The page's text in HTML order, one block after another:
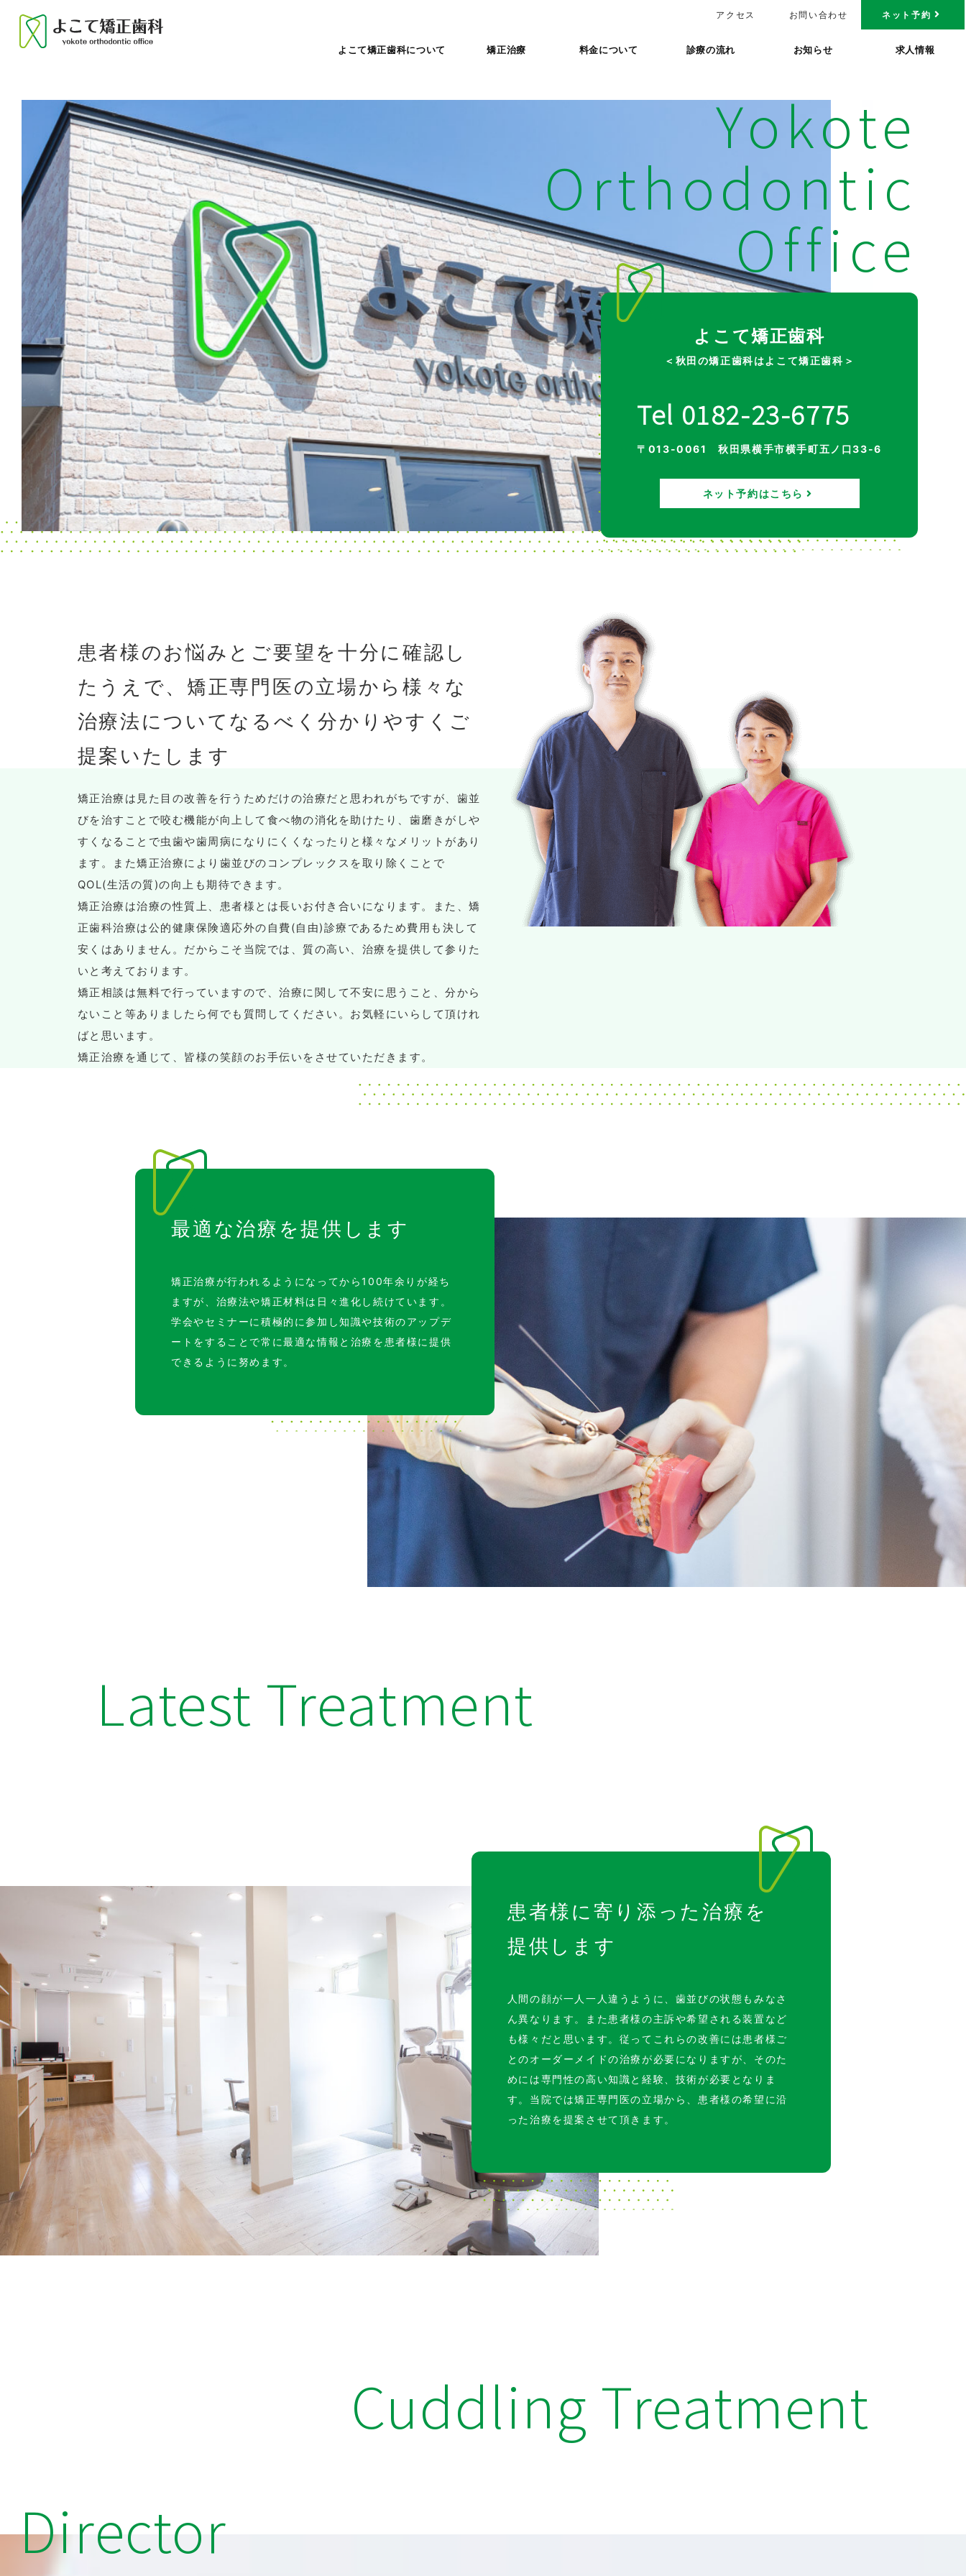
よこて矯正歯科について 矯正治療 料金について 診療の流れ お知らせ 求人情報
アクセス お問い合わせ ネット予約
Yokote
Orthodontic
Office
よこて矯正歯科
＜秋田の矯正歯科はよこて矯正歯科＞
Tel 0182-23-6775
〒013-0061 秋田県横手市横手町五ノ口33-6
ネット予約はこちら
患者様のお悩みとご要望を十分に確認し
たうえで、矯正専門医の立場から様々な
治療法についてなるべく分かりやすくご
提案いたします
矯正治療は見た目の改善を行うためだけの治療だと思われがちですが、歯並
びを治すことで咬む機能が向上して食べ物の消化を助けたり、歯磨きがしや
すくなることで虫歯や歯周病になりにくくなったりと様々なメリットがあり
ます。また矯正治療により歯並びのコンプレックスを取り除くことで
QOL(生活の質)の向上も期待できます。
矯正治療は治療の性質上、患者様とは長いお付き合いになります。また、矯
正歯科治療は公的健康保険適応外の自費(自由)診療であるため費用も決して
安くはありません。だからこそ当院では、質の高い、治療を提供して参りた
いと考えております。
矯正相談は無料で行っていますので、治療に関して不安に思うこと、分から
ないこと等ありましたら何でも質問してください。お気軽にいらして頂けれ
ばと思います。
矯正治療を通じて、皆様の笑顔のお手伝いをさせていただきます。
最適な治療を提供します
矯正治療が行われるようになってから100年余りが経ち
ますが、治療法や矯正材料は日々進化し続けています。
学会やセミナーに積極的に参加し知識や技術のアップデ
ートをすることで常に最適な情報と治療を患者様に提供
できるように努めます。
Latest Treatment
患者様に寄り添った治療を
提供します
人間の顔が一人一人違うように、歯並びの状態もみなさ
ん異なります。また患者様の主訴や希望される装置など
も様々だと思います。従ってこれらの改善には患者様ご
とのオーダーメイドの治療が必要になりますが、そのた
めには専門性の高い知識と経験、技術が必要となりま
す。当院では矯正専門医の立場から、患者様の希望に沿
った治療を提案させて頂きます。
Cuddling Treatment
Director